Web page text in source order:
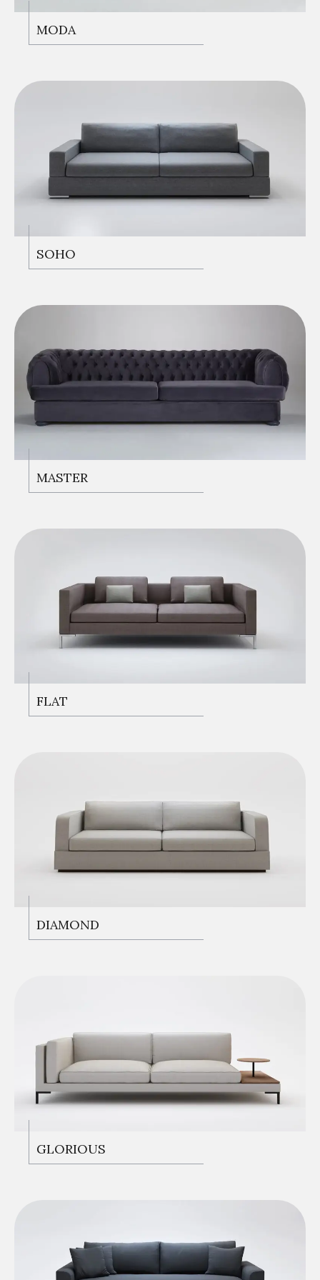
KANEPELER
MODA
KANEPELER
SOHO
KANEPELER
MASTER
KANEPELER
FLAT
KANEPELER
DIAMOND
KANEPELER
GLORIOUS